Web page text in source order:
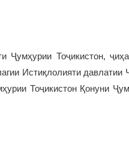
Ҷумҳурии Тоҷикистон,
Истиқлолияти
Тоҷикистон Қонуни